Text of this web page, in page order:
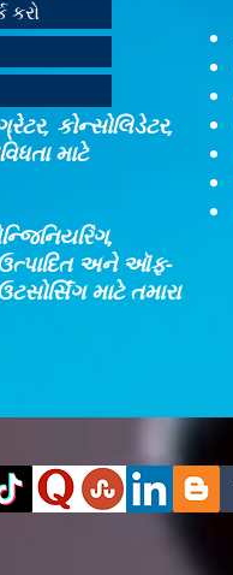
કરો
કોન્સોલિડેટર,
માટે
અને ઑફ-
માટે તમારા